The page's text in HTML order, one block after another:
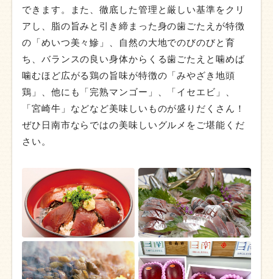
できます。また、徹底した管理と厳しい基準をクリ
アし、脂の旨みと引き締まった身の歯ごたえが特徴
の「めいつ美々鰺」、自然の大地でのびのびと育
ち、バランスの良い身体からくる歯ごたえと噛めば
噛むほど広がる鶏の旨味が特徴の「みやざき地頭
鶏」、他にも「完熟マンゴー」、「イセエビ」、
「宮崎牛」などなど美味しいものが盛りだくさん！
ぜひ日南市ならではの美味しいグルメをご堪能くだ
さい。